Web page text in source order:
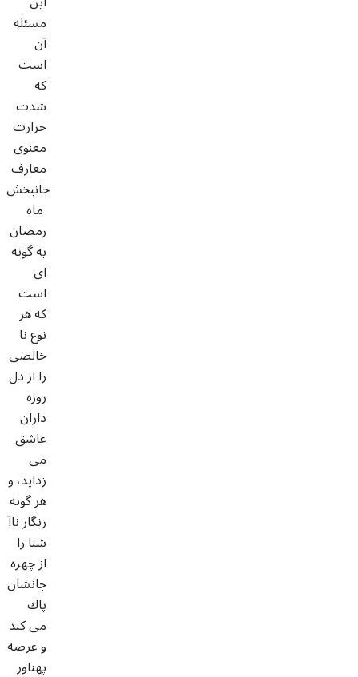
مسئله
آن
است
كه
شدت
حرارت
معنوى
معارف
جانبخش
‍ ماه
رمضان
به گونه
اى
است
كه هر
نوع نا
خالصى
را از دل
روزه
داران
عاشق
مى
زدايد، و
هر گونه
زنگار ناآ
شنا را
از چهره
جانشان
پاك
مى كند
و عرصه
پهناور